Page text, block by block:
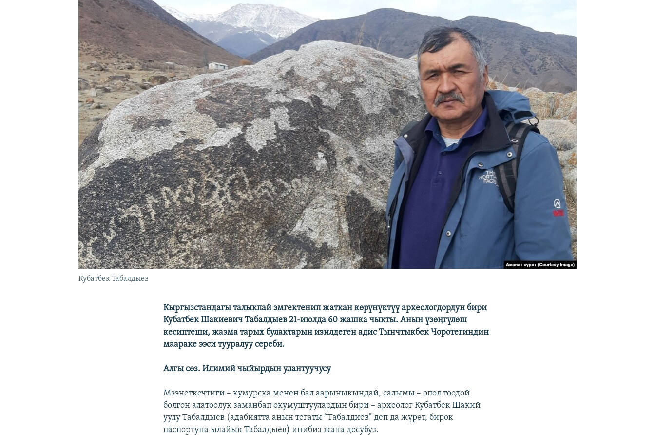
Кубатбек Табалдыев
Кыргызстандагы талыкпай эмгектенип жаткан көрүнүктүү археологдордун бири
Кубатбек Шакиевич Табалдыев 21-июлда 60 жашка чыкты. Анын үзөңгүлөш
кесиптеши, жазма тарых булактарын изилдеген адис Тынчтыкбек Чоротегиндин
маараке ээси тууралуу сереби.
Алгы сөз. Илимий чыйырдын улантуучусу
Мээнеткечтиги – кумурска менен бал аарыныкындай, салымы – опол тоодой
болгон алатоолук заманбап окумуштуулардын бири – археолог Кубатбек Шакий
уулу Табалдыев (адабиятта анын тегаты “Табалдиев” деп да жүрөт, бирок
паспортуна ылайык Табалдыев) инибиз жана досубуз.